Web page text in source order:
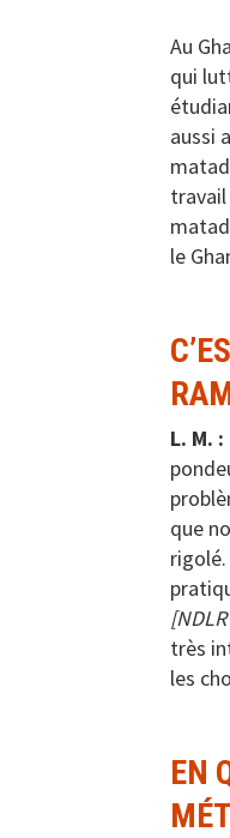
Au
qui
aussi
travail
le
L. M. :
que
très
les
EN